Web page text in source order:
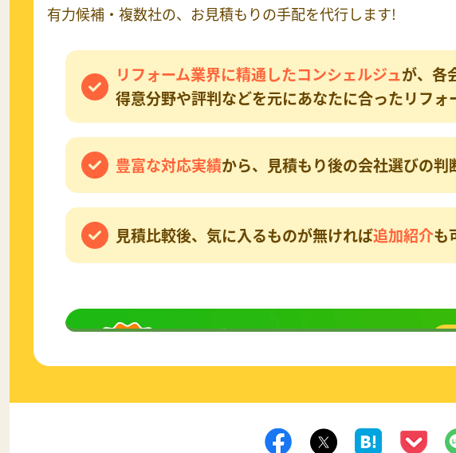
有力候補・複数社の、お見積もりの手配を代行します!
リフォーム業界に精通したコンシェルジュが、各
得意分野や評判などを元にあなたに合ったリフォ
豊富な対応実績から、見積もり後の会社選びの
見積比較後、気に入るものが無ければ追加紹介も